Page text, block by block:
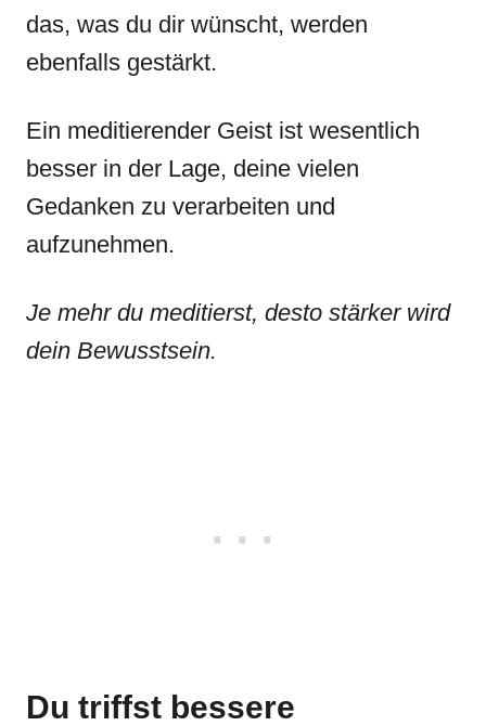
das, was du dir wünscht, werden
ebenfalls gestärkt.
Ein meditierender Geist ist wesentlich
besser in der Lage, deine vielen
Gedanken zu verarbeiten und
aufzunehmen.
Je mehr du meditierst, desto stärker wird
dein Bewusstsein.
Du triffst bessere